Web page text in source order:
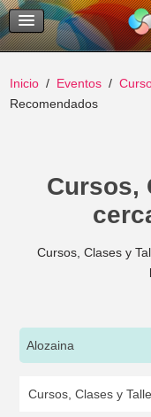
Temas
Buscar
Inicio Eventos
Recomendados
Cursos,
Cursos, Clases y
Alozaina